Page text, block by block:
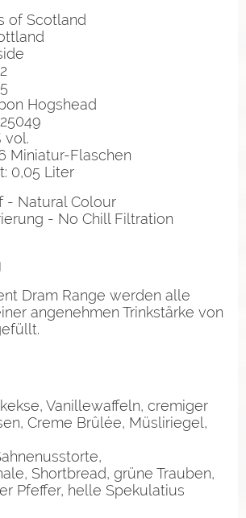
of Scotland
Hogshead
vol.
Miniatur-Flaschen
0,05 Liter
- Natural Colour
- No Chill Filtration
Dram Range werden alle
angenehmen Trinkstärke von
Vanillewaffeln, cremiger
Creme Brûlée, Müsliriegel,
Shortbread, grüne Trauben,
Pfeffer, helle Spekulatius